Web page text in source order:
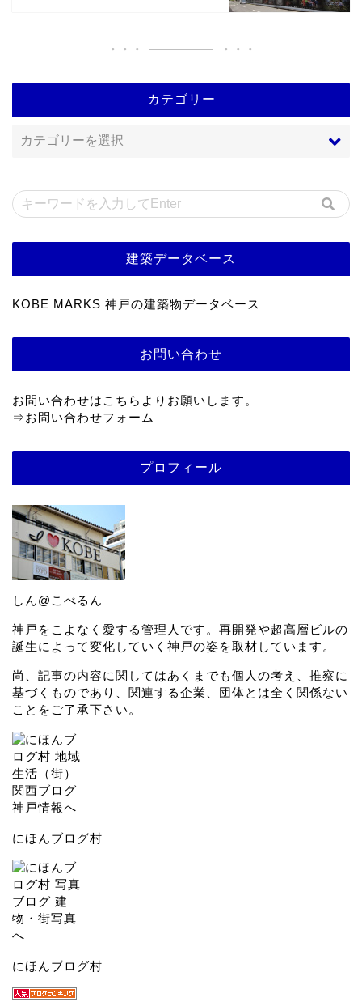
カテゴリー
建築データベース
KOBE MARKS 神戸の建築物データベース
お問い合わせ
お問い合わせはこちらよりお願いします。
⇒お問い合わせフォーム
プロフィール
しん@こべるん
神戸をこよなく愛する管理人です。再開発や超高層ビルの
誕生によって変化していく神戸の姿を取材しています。
尚、記事の内容に関してはあくまでも個人の考え、推察に
基づくものであり、関連する企業、団体とは全く関係ない
ことをご了承下さい。
にほんブログ村
にほんブログ村